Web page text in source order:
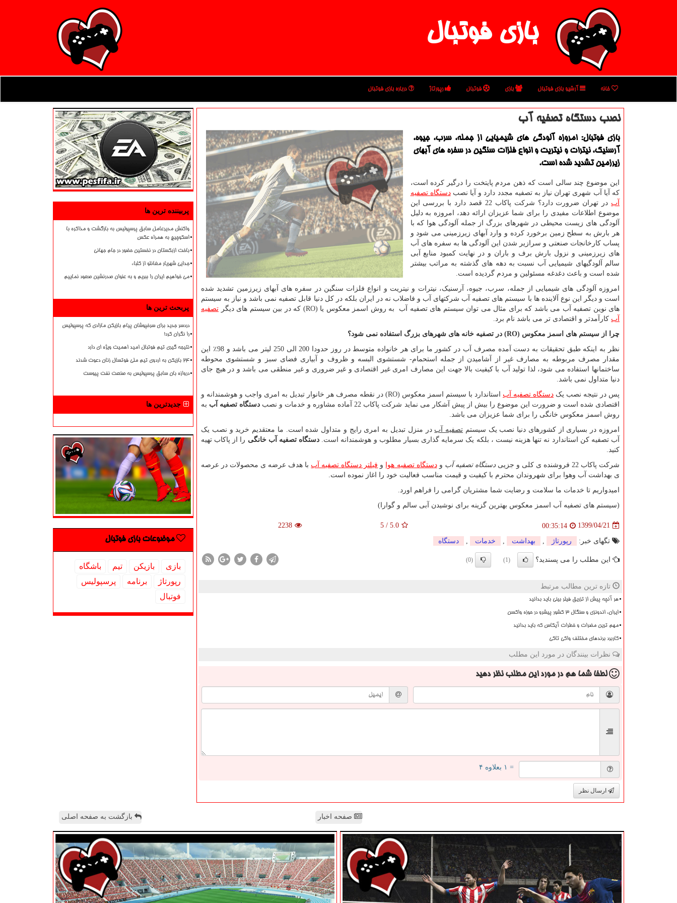
بازی فوتبال
خانه آرشیو بازی فوتبال بازی فوتبال رپورتاژ درباره بازی فوتبال
نصب دستگاه تصفیه آب
بازی فوتبال: امروزه آلودگی های شیمیایی از جمله، سرب، جیوه،
آرسنیك، نیترات و نیتریت و انواع فلزات سنگین در سفره های آبهای
زیرزمین تشدید شده است.
این موضوع چند سالی است که ذهن مردم پایتخت را درگیر کرده است،
که آیا آب شهری تهران نیاز به تصفیه مجدد دارد و آیا نصبدستگاه تصفیه
آب
در تهران ضرورت دارد؟ شرکت پاکاب 22 قصد دارد با بررسی این
موضوع اطلاعات مفیدی را برای شما عزیزان ارائه دهد، امروزه به دلیل
آلودگی های زیست محیطی در شهرهای بزرگ از جمله آلودگی هوا که با
هر بارش به سطح زمین برخورد کرده و وارد آبهای زیرزمینی می شود و
پساب کارخانجات صنعتی و سرازیر شدن این آلودگی ها به سفره های آب
های زیرزمینی و نزول بارش برف و باران و در نهایت کمبود منابع آبی
سالم آلودگیهای شیمیایی آب نسبت به دهه های گذشته به مراتب بیشتر
شده است و باعث دغدغه مسئولین و مردم گردیده است.
امروزه آلودگی های شیمیایی از جمله، سرب، جیوه، آرسنیک، نیترات و نیتریت و انواع فلزات سنگین در سفره های آبهای زیرزمین تشدید شده
است و دیگر این نوع آلاینده ها با سیستم های تصفیه آب شرکتهای آب و فاضلاب نه در ایران بلکه در کل دنیا قابل تصفیه نمی باشد و نیاز به سیستم
های نوین تصفیه آب می باشد که برای مثال می توان سیستم های تصفیه آب به روش اسمز معکوس یا (RO) که در بین سیستم های دیگر تصفیه
آب کارآمدتر و اقتصادی تر می باشد نام برد.
چرا از سیستم های اسمز معکوس (RO) در تصفیه خانه های شهرهای بزرگ استفاده نمی شود؟
نظر به اینکه طبق تحقیقات به دست آمده مصرف آب در کشور ما برای هر خانواده متوسط در روز حدودا 200 الی 250 لیتر می باشد و 98٪ این
مقدار مصرف مربوطه به مصارف غیر از آشامیدن از جمله استحمام- شستشوی البسه و ظروف و آبیاری فضای سبز و شستشوی محوطه
ساختمانها استفاده می شود، لذا تولید آب با کیفیت بالا جهت این مصارف امری غیر اقتصادی و غیر ضروری و غیر منطقی می باشد و در هیچ جای
دنیا متداول نمی باشد.
پس در نتیجه نصب یک دستگاه تصفیه آب استاندارد با سیستم اسمز معکوس (RO) در نقطه مصرف هر خانوار تبدیل به امری واجب و هوشمندانه و
اقتصادی شده است و ضرورت این موضوع را بیش از پیش آشکار می نماید شرکت پاکاب 22 آماده مشاوره و خدمات و نصب
دستگاه تصفیه آب به
روش اسمز معکوس خانگی را برای شما عزیزان می باشد.
امروزه در بسیاری از کشورهای دنیا نصب یک سیستم تصفیه آب در منزل تبدیل به امری رایج و متداول شده است. ما معتقدیم خرید و نصب یک
آب تصفیه کن استاندارد نه تنها هزینه نیست ، بلکه یک سرمایه گذاری بسیار مطلوب و هوشمندانه است. دستگاه تصفیه آب خانگی را از پاکاب تهیه
کنید.
شرکت پاکاب 22 فروشنده ی کلی و جزیی
دستگاه تصفیه آب ودستگاه تصفیه هوا و فیلتر دستگاه تصفیه آب با هدف عرضه ی محصولات در عرصه
ی بهداشت آب وهوا برای شهروندان محترم با کیفیت و قیمت مناسب فعالیت خود را اغاز نموده است.
امیدواریم تا خدمات ما سلامت و رضایت شما مشتریان گرامی را فراهم اورد.
(سیستم های تصفیه آب اسمز معکوس بهترین گزینه برای نوشیدن آبی سالم و گوارا)
1399/04/21
00:35:14
5.0
/
5
2238
تگهای خبر: رپورتاژ بهداشت خدمات دستگاه
این مطلب را می پسندید؟ (1)
(0)
تازه ترین مطالب مرتبط
هر آنچه پیش از تزریق فیلر بینی باید بدانید
ایران، اندونزی و سنگال ۳ کشور پیشرو در حوزه واکسن
مهم ترین مضرات و خطرات آیکاس که باید بدانید
کاربرد برندهای مختلف واکی تاکی
نظرات بینندگان در مورد این مطلب
لطفا شما همدر مورد این مطلب نظر دهید
= ۱ بعلاوه ۴
ارسال نظر
پربیننده ترین ها
واکنش مدیرعامل سابق پرسپولیس به بازگشت و مذاکره با
اسکوچیچ به همراه عکس
باخت ازبکستان در نخستین حضور در جام جهانی
جدایی شهریار مغانلو از کلباء
می خواهیم ایران را ببریم و به عنوان صدرنشین صعود نماییم
پربحث ترین ها
دردسر جدید برای سرخپوشان پیام بازیکن مازادی که پرسپولیس
را نگران کرد!
نتیجه گیری تیم فوتبال امید اهمیت ویژه ای دارد
۲۴ بازیکن به اردوی تیم ملی فوتسال زنان دعوت شدند
دروازه بان سابق پرسپولیس به صنعت نفت پیوست
جدیدترین ها
موضوعات بازی فوتبال
بازی بازیكن تیم
باشگاه
رپورتاژ
برنامه
پرسپولیس
فوتبال
صفحه اخبار بازگشت به صفحه اصلی